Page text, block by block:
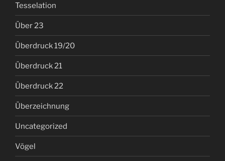
Tesselation
Über 23
Überdruck 19/20
Überdruck 21
Überdruck 22
Überzeichnung
Uncategorized
Vögel